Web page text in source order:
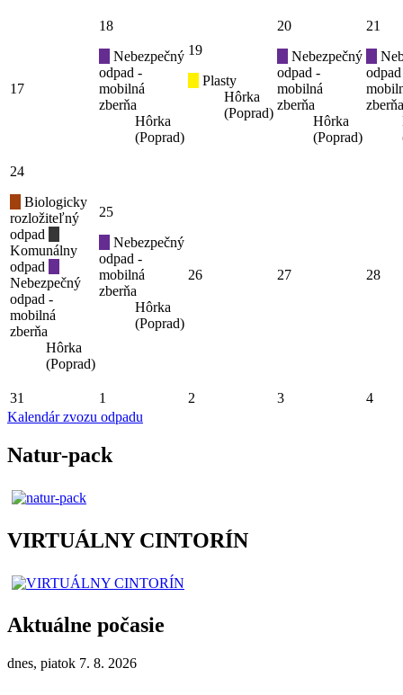
17
18
Nebezpečný
odpad -
mobilná
zberňa
Hôrka
(Poprad)
19
Plasty
Hôrka
(Poprad)
20
Nebezpečný
odpad -
mobilná
zberňa
Hôrka
(Poprad)
21
zberňa
24
Biologicky
rozložiteľný
odpad
Komunálny
odpad
Nebezpečný
odpad -
mobilná
zberňa
Hôrka
(Poprad)
25
Nebezpečný
odpad -
mobilná
zberňa
Hôrka
(Poprad)
26 27 28
31 1 2 3
4
Kalendár zvozu odpadu
Natur-pack
VIRTUÁLNY CINTORÍN
Aktuálne počasie
dnes, piatok 7. 8. 2026